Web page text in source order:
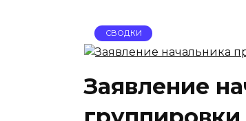
СВОДКИ
Заявление